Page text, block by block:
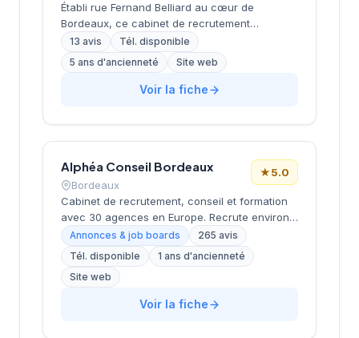
Établi rue Fernand Belliard au cœur de
Bordeaux, ce cabinet de recrutement
développe ses activités de conseil en
ressources humaines sous la direction de
Zinet Chetreff. La structure propose un
accompagnement personnalisé aux
connaissance approfondie du marché de
l'emploi aquitain. Les retours clients affichent
une notation de 4,4 sur 5, témoignant de la
qualité des prestations délivrées.
13 avis
Tél. disponible
5 ans d'ancienneté
Site web
Voir la fiche
Alphéa Conseil Bordeaux
Bordeaux
★5.0
Cabinet de recrutement, conseil et formation
avec 30 agences en Europe. Recrute environ
3 000 candidats par an avec un délai moyen
de 28 jours. Note Google 5.0/5 (265 avis).
Valeurs : proximité, exigence, expertise métier
et satisfaction client (93%).
Annonces & job boards
265 avis
Tél. disponible
1 ans d'ancienneté
Site web
Voir la fiche